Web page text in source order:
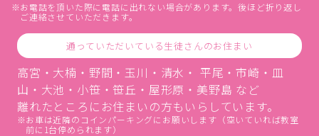
お電話を頂いた際に電話に出れない場合があります。後ほど折り返し
ご連絡させていただきます。
通っていただいている生徒さんのお住まい
高宮・大楠・野間・玉川・清水・ 平尾・市崎・皿
山・大池・小笹・笹丘・屋形原・美野島 など
離れたところにお住まいの方もいらしています。
お車は近隣のコインパーキングにお願いします（空いていれば教室
前に1台停められます）